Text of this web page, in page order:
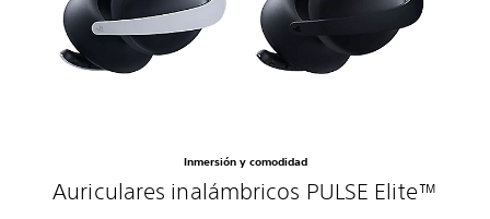
Inmersión y comodidad
Auriculares inalámbricos PULSE Elite™